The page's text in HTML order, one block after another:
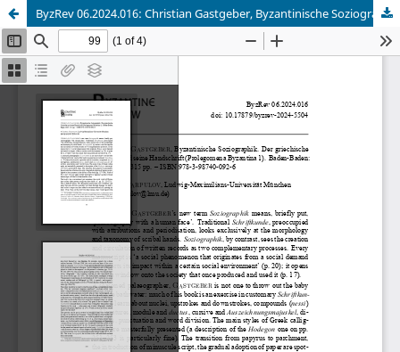
ByzRev 06.2024.016: Christian Gastgeber, Byzantinische Soziographik.